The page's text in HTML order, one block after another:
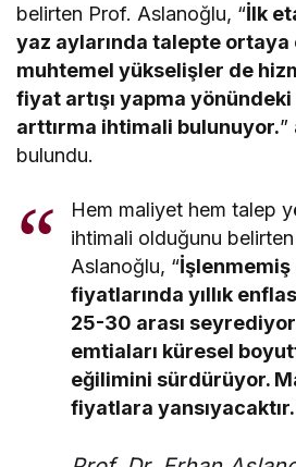
belirten Prof. Aslanoğlu, “İlk
yaz aylarında talepte ortaya
muhtemel yükselişler de
fiyat artışı yapma
arttırma ihtimali bulunuyor.”
bulundu.
Hem maliyet hem talep
ihtimali olduğunu
Aslanoğlu, “İşlenmemiş
fiyatlarında yıllık
25-30 arası
emtiaları küresel
eğilimini sürdürüyor.
fiyatlara yansıyacaktır.